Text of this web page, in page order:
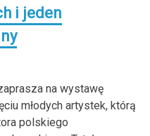
i jeden
na wystawę
młodych artystek, którą
polskiego